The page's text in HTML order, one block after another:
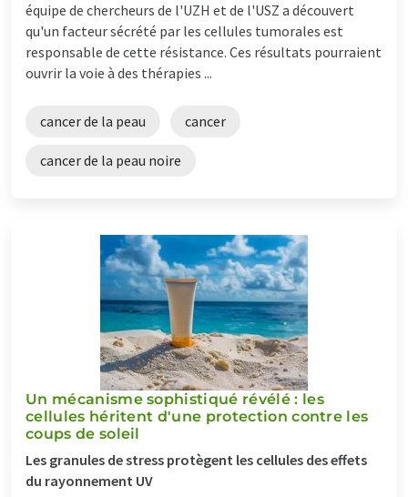
équipe de chercheurs de l'UZH et de l'USZ a découvert
qu'un facteur sécrété par les cellules tumorales est
responsable de cette résistance. Ces résultats pourraient
ouvrir la voie à des thérapies ...
cancer de la peau cancer
cancer de la peau noire
Un mécanisme sophistiqué révélé : les
cellules héritent d'une protection contre les
coups de soleil
Les granules de stress protègent les cellules des effets
du rayonnement UV